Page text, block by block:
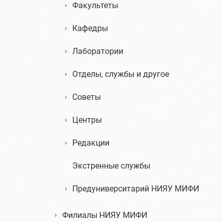
Факультеты
Кафедры
Лаборатории
Отделы, службы и другое
Советы
Центры
Редакции
Экстренные службы
Предуниверситарий НИЯУ МИФИ
Филиалы НИЯУ МИФИ